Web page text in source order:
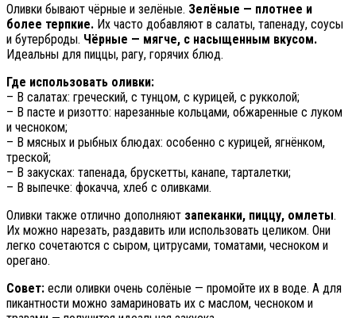
Оливки бывают чёрные и зелёные. Зелёные — плотнее и
более терпкие. Их часто добавляют в салаты, тапенаду, соусы
и бутерброды. Чёрные — мягче, с насыщенным вкусом.
Идеальны для пиццы, рагу, горячих блюд.
Где использовать оливки:
– В салатах: греческий, с тунцом, с курицей, с рукколой;
– В пасте и ризотто: нарезанные кольцами, обжаренные с луком
и чесноком;
– В мясных и рыбных блюдах: особенно с курицей, ягнёнком,
треской;
– В закусках: тапенада, брускетты, канапе, тарталетки;
– В выпечке: фокачча, хлеб с оливками.
Оливки также отлично дополняют запеканки, пиццу, омлеты.
Их можно нарезать, раздавить или использовать целиком. Они
легко сочетаются с сыром, цитрусами, томатами, чесноком и
орегано.
Совет: если оливки очень солёные — промойте их в воде. А для
пикантности можно замариновать их с маслом, чесноком и